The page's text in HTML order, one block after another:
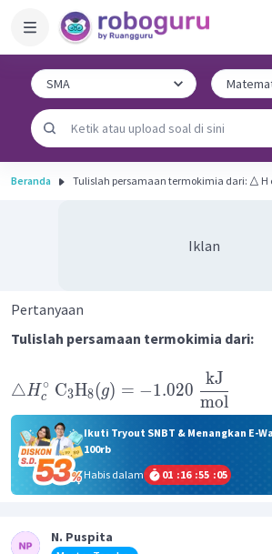
Beranda Tulislah persamaan
Iklan
Pertanyaan
Tulislah persamaan termokimia dari:
△Hc
∘ C3H8(g) = −1.020
mol
kJ
Ikuti Tryout SNBT & Menangkan E-
100rb
Habis dalam
01 :16 :55 :05
N. Puspita